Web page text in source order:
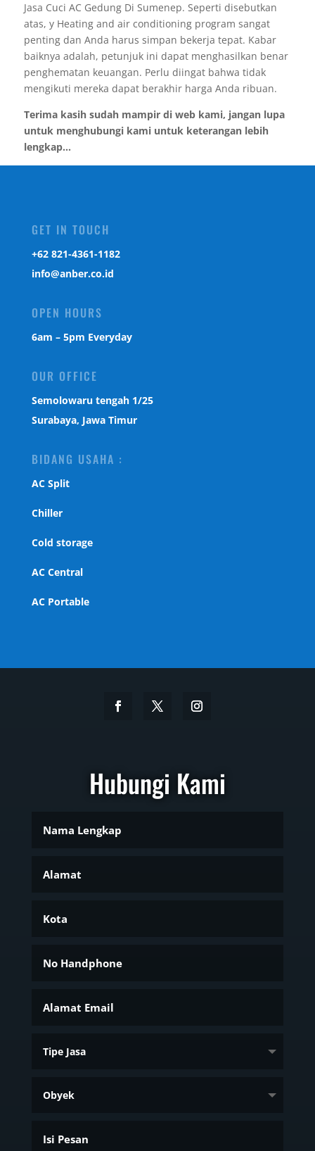
Jasa Cuci AC Gedung Di Sumenep. Seperti disebutkan
atas, y Heating and air conditioning program sangat
penting dan Anda harus simpan bekerja tepat. Kabar
baiknya adalah, petunjuk ini dapat menghasilkan benar
penghematan keuangan. Perlu diingat bahwa tidak
mengikuti mereka dapat berakhir harga Anda ribuan.
Terima kasih sudah mampir di web kami, jangan lupa
untuk menghubungi kami untuk keterangan lebih
lengkap...
GET IN TOUCH
‎+62 821-4361-1182
info@anber.co.id
OPEN HOURS
6am – 5pm Everyday
OUR OFFICE
Semolowaru tengah 1/25
Surabaya, Jawa Timur
BIDANG USAHA :
AC Split
Chiller
Cold storage
AC Central
AC Portable
Hubungi Kami